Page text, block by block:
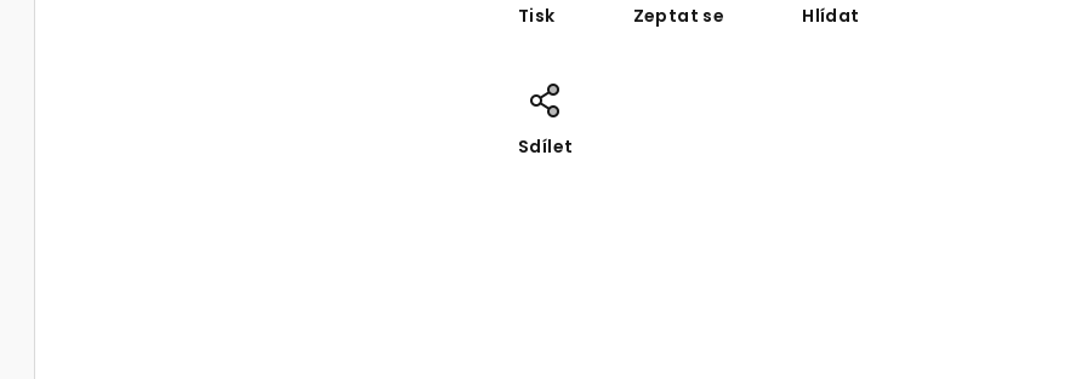
Tisk Zeptat se Hlídat
Sdílet